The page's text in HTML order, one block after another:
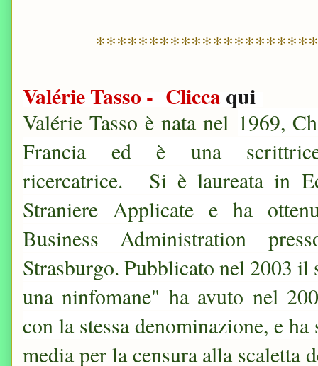
Valérie Tasso - Cliccaqui
Valérie Tasso è nata nel 1969,
Francia ed è una
ricercatrice. Si è laureata in
Straniere Applicate e ha
Business Administration
Strasburgo. Pubblicato nel 2003
una ninfomane" ha avuto nel
con la stessa denominazione, e ha
media per la censura alla